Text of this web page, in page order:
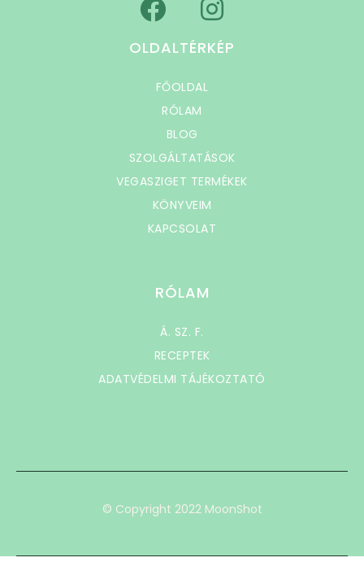
OLDALTÉRKÉP
FŐOLDAL
RÓLAM
BLOG
SZOLGÁLTATÁSOK
VEGASZIGET TERMÉKEK
KÖNYVEIM
KAPCSOLAT
RÓLAM
Á. SZ. F.
RECEPTEK
ADATVÉDELMI TÁJÉKOZTATÓ
© Copyright 2022 MoonShot